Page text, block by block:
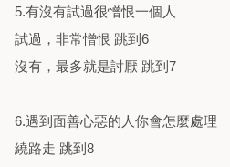
5.有沒有試過很憎恨一個人
試過，非常憎恨 跳到6
沒有，最多就是討厭 跳到7
6.遇到面善心惡的人你會怎麼處理
繞路走 跳到8